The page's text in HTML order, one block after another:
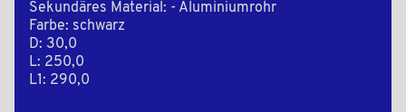
Sekundäres Material: - Aluminiumrohr
Farbe: schwarz
D: 30,0
L: 250,0
L1: 290,0